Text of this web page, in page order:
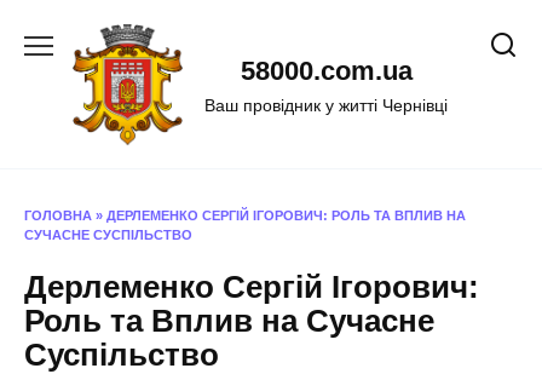
58000.com.ua
Ваш провідник у житті Чернівці
ГОЛОВНА » ДЕРЛЕМЕНКО СЕРГІЙ ІГОРОВИЧ: РОЛЬ ТА ВПЛИВ НА
СУЧАСНЕ СУСПІЛЬСТВО
Дерлеменко Сергій Ігорович:
Роль та Вплив на Сучасне
Суспільство